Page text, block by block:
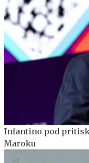
Infantino pod
Maroku